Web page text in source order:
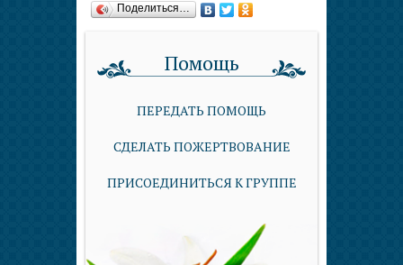
Поделиться…
Помощь
ПЕРЕДАТЬ ПОМОЩЬ
СДЕЛАТЬ ПОЖЕРТВОВАНИЕ
ПРИСОЕДИНИТЬСЯ К ГРУППЕ